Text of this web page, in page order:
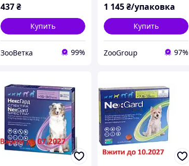
437₴
Купить
ЗооВетка 99%
1 145₴/упаковка
Купить
ZooGroup 97%